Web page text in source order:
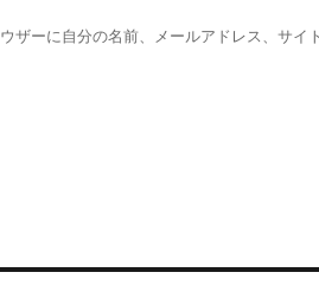
ザーに自分の名前、メールアドレス、サイ